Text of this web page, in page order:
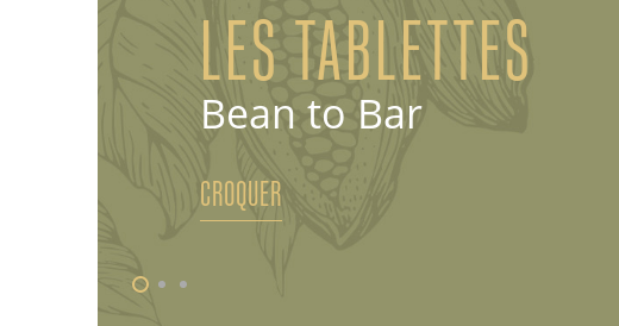
LES TABLETTES
Bean to Bar
CROQUER